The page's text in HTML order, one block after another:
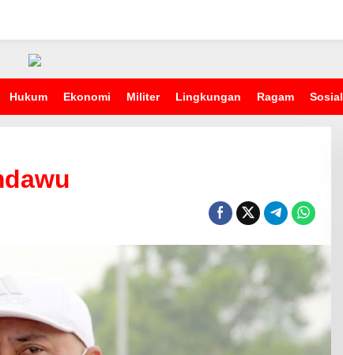
Hukum Ekonomi Militer Lingkungan Ragam Sosial